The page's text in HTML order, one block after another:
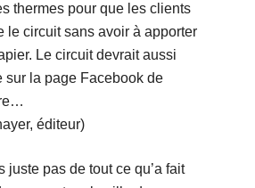
thermes pour que les clients
le circuit sans avoir à apporter
Le circuit devrait aussi
sur la page Facebook de
éditeur)
juste pas de tout ce qu’a fait